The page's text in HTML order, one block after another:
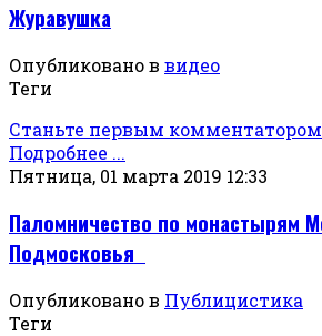
Журавушка
Опубликовано в видео
Теги
Станьте первым
Подробнее ...
Пятница, 01 марта 2019 12:33
Паломничество по монастырям
Подмосковья
Опубликовано в Публицистика
Теги